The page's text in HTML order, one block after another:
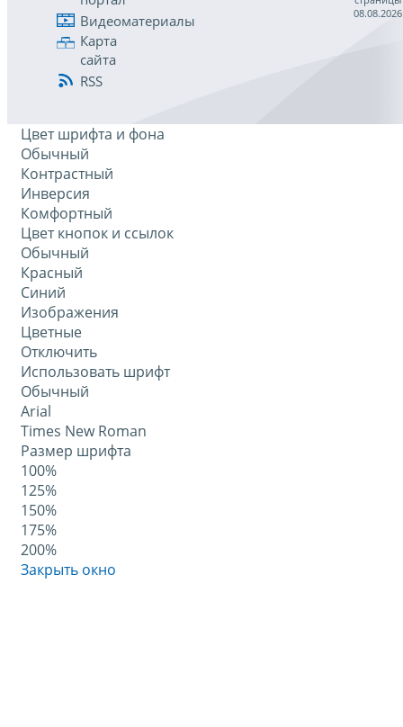
Видеоматериалы
Карта
сайта
RSS
08.08.2026
Цвет шрифта и фона
Обычный
Контрастный
Инверсия
Комфортный
Цвет кнопок и ссылок
Обычный
Красный
Синий
Изображения
Цветные
Отключить
Использовать шрифт
Обычный
Arial
Times New Roman
Размер шрифта
100%
125%
150%
175%
200%
Закрыть окно